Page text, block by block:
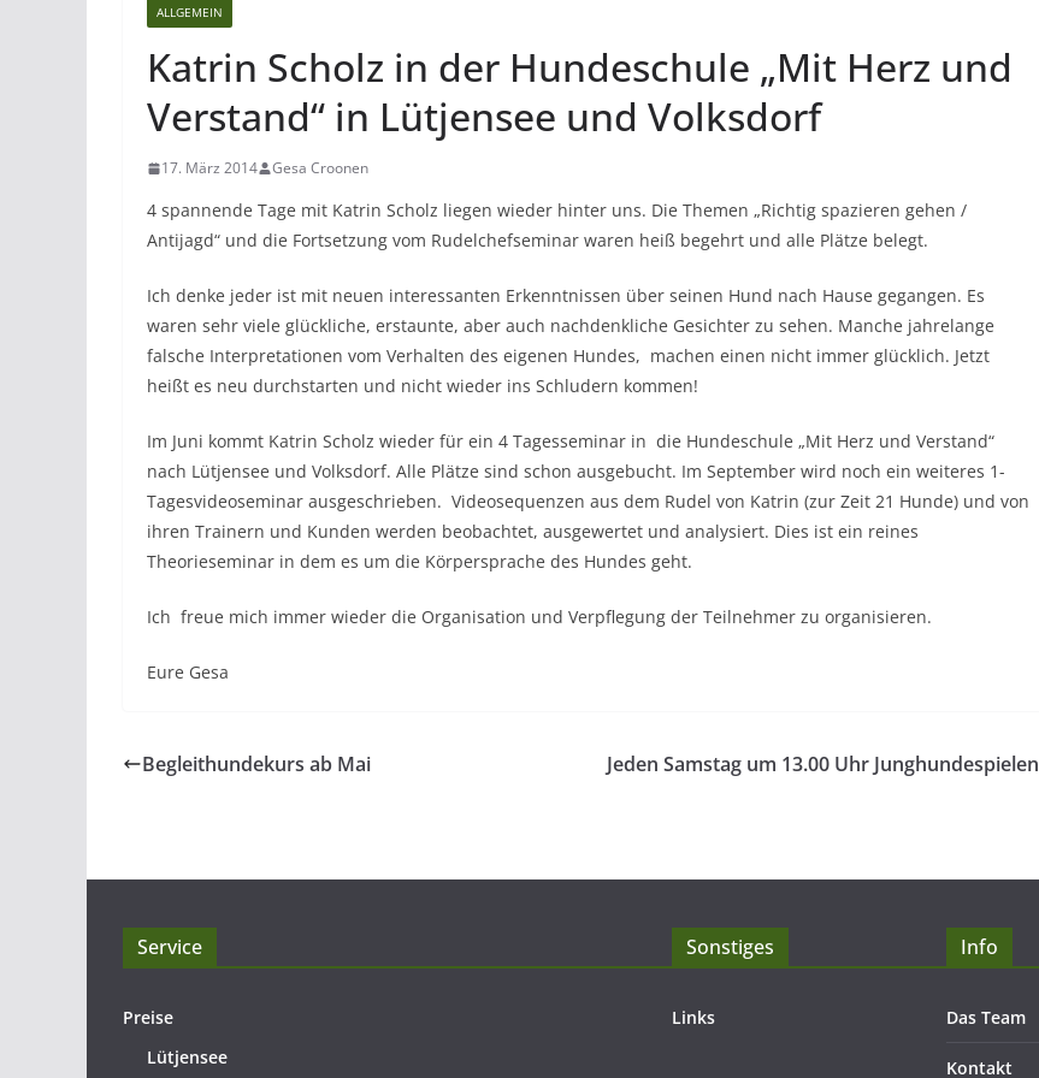
ALLGEMEIN
Katrin Scholz in der Hundeschule „Mit Herz und
Verstand“ in Lütjensee und Volksdorf
17. März 2014 Gesa Croonen
4 spannende Tage mit Katrin Scholz liegen wieder hinter uns. Die Themen „Richtig spazieren gehen /
Antijagd“ und die Fortsetzung vom Rudelchefseminar waren heiß begehrt und alle Plätze belegt.
Ich denke jeder ist mit neuen interessanten Erkenntnissen über seinen Hund nach Hause gegangen. Es
waren sehr viele glückliche, erstaunte, aber auch nachdenkliche Gesichter zu sehen. Manche jahrelange
falsche Interpretationen vom Verhalten des eigenen Hundes, machen einen nicht immer glücklich. Jetzt
heißt es neu durchstarten und nicht wieder ins Schludern kommen!
Im Juni kommt Katrin Scholz wieder für ein 4 Tagesseminar in die Hundeschule „Mit Herz und Verstand“
nach Lütjensee und Volksdorf. Alle Plätze sind schon ausgebucht. Im September wird noch ein weiteres 1-
Tagesvideoseminar ausgeschrieben. Videosequenzen aus dem Rudel von Katrin (zur Zeit 21 Hunde) und von
ihren Trainern und Kunden werden beobachtet, ausgewertet und analysiert. Dies ist ein reines
Theorieseminar in dem es um die Körpersprache des Hundes geht.
Ich freue mich immer wieder die Organisation und Verpflegung der Teilnehmer zu organisieren.
Eure Gesa
Begleithundekurs ab Mai Jeden Samstag um 13.00 Uhr Junghundespielen
Service
Preise
Lütjensee
Sonstiges
Links
Info
Das Team
Kontakt